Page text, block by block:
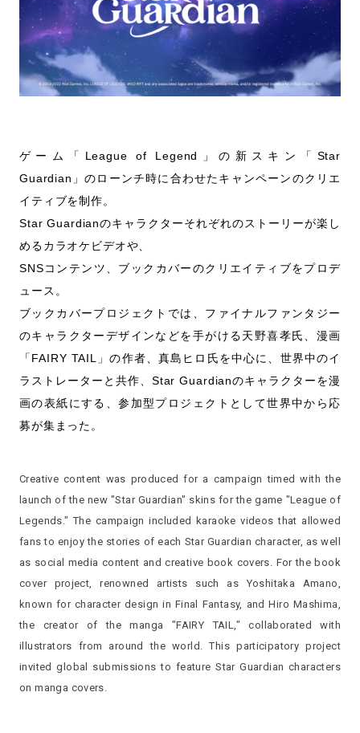
ゲーム「League of Legend」の新スキン「Star
Guardian」のローンチ時に合わせたキャンペーンのクリエ
イティブを制作。
Star Guardianのキャラクターそれぞれのストーリーが楽し
めるカラオケビデオや、
SNSコンテンツ、ブックカバーのクリエイティブをプロデ
ュース。
ブックカバープロジェクトでは、ファイナルファンタジー
のキャラクターデザインなどを手がける天野喜孝氏、漫画
「FAIRY TAIL」の作者、真島ヒロ氏を中心に、世界中のイ
ラストレーターと共作、Star Guardianのキャラクターを漫
画の表紙にする、参加型プロジェクトとして世界中から応
募が集まった。
Creative content was produced for a campaign timed with the
launch of the new "Star Guardian" skins for the game "League of
Legends." The campaign included karaoke videos that allowed
fans to enjoy the stories of each Star Guardian character, as well
as social media content and creative book covers. For the book
cover project, renowned artists such as Yoshitaka Amano,
known for character design in Final Fantasy, and Hiro Mashima,
the creator of the manga "FAIRY TAIL," collaborated with
illustrators from around the world. This participatory project
invited global submissions to feature Star Guardian characters
on manga covers.